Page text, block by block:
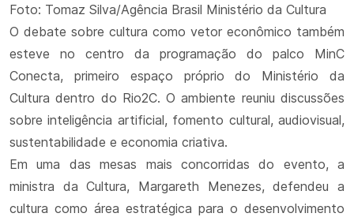
Foto: Tomaz Silva/Agência Brasil Ministério da Cultura
O debate sobre cultura como vetor econômico também
esteve no centro da programação do palco MinC
Conecta, primeiro espaço próprio do Ministério da
Cultura dentro do Rio2C. O ambiente reuniu discussões
sobre inteligência artificial, fomento cultural, audiovisual,
sustentabilidade e economia criativa.
Em uma das mesas mais concorridas do evento, a
ministra da Cultura, Margareth Menezes, defendeu a
cultura como área estratégica para o desenvolvimento